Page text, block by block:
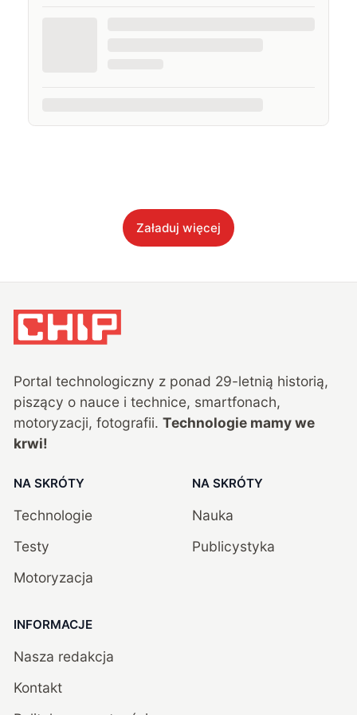
Załaduj więcej
Portal technologiczny z ponad 29-letnią historią,
piszący o nauce i technice, smartfonach,
motoryzacji, fotografii. Technologie mamy we
krwi!
NA SKRÓTY
Technologie
Testy
Motoryzacja
NA SKRÓTY
Nauka
Publicystyka
INFORMACJE
Nasza redakcja
Kontakt